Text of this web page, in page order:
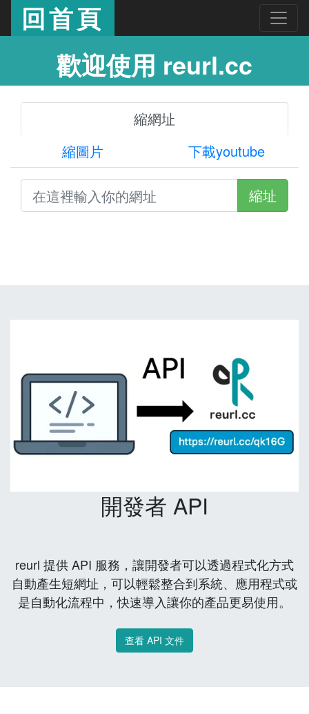
回首頁
歡迎使用 reurl.cc
縮網址
縮圖片
下載youtube
縮址
開發者 API
reurl 提供 API 服務，讓開發者可以透過程式化方式
自動產生短網址，可以輕鬆整合到系統、應用程式或
是自動化流程中，快速導入讓你的產品更易使用。
查看 API 文件